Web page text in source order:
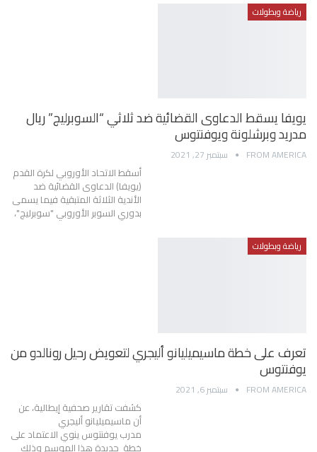
رياضة وبطولات
يويفا يسقط الدعاوى القضائية ضد ثلاثي “السوبرليج” ريال
مدريد وبرشلونة ويوفنتوس
FROM AMERICA سبتمبر 27, 2021
أسقط الاتحاد الأوروبي لكرة القدم
(يويفا) الدعاوى القضائية ضد
الأندية الثلاثة المتبقية فيما يسمى
بدوري السوبر الأوروبي "سوبرليج"،
رياضة وبطولات
تعرف على خطة ماسيميليانو أليجري لتعويض رحيل رونالدو من
يوفنتوس
FROM AMERICA سبتمبر 6, 2021
كشفت تقارير صحفية إيطالية، عن
أن ماسيميليانو أليجري
مدرب يوفنتوس ينوي الاعتماد على
خطة جديدة هذا الموسم وذلك